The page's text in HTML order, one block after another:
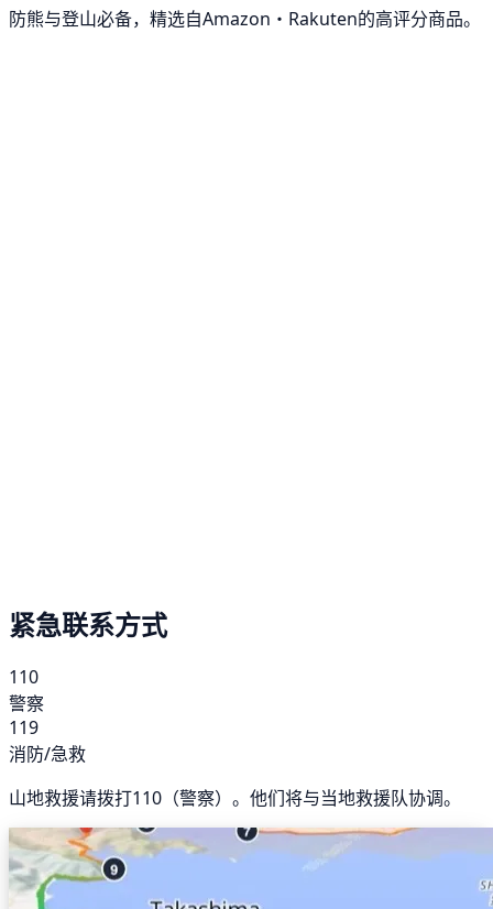
防熊与登山必备，精选自Amazon・Rakuten的高评分商品。
紧急联系方式
110
警察
119
消防/急救
山地救援请拨打110（警察）。他们将与当地救援队协调。